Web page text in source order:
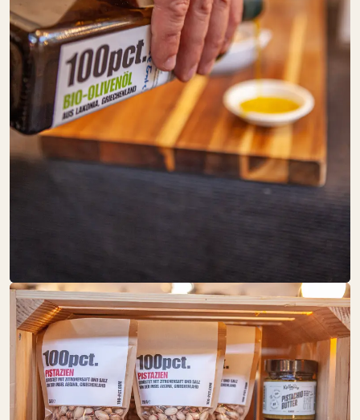
FRISCH
GEFISCHT
SO: GESCHLOSSEN
Fisch + Meeresfrüchte
Gastronomie
GEMÜSEHOF
BARONICK
GOLDHAHN &
SAMPSON
SO: GESCHLOSSEN
Fisch + Meeresfrüchte
Getränke
Schöne Dinge